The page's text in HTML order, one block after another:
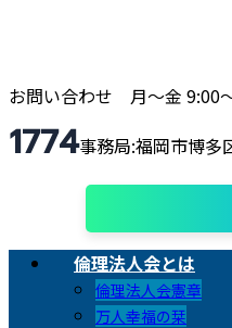
お問い合わせ 月〜金 9:00
1774事務局:福岡市博多
倫理法人会とは
倫理法人会憲章
万人幸福の栞